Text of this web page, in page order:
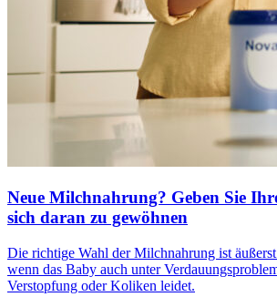
Neue Milchnahrung? Geben Sie
sich daran zu gewöhnen
Die richtige Wahl der Milchnahrung ist
wenn das Baby auch unter
Verstopfung oder Koliken leidet.